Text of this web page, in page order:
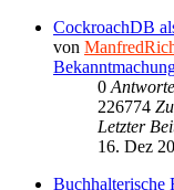
CockroachDB
von
0
226774
Letzter
16. Dez
Buchhalterische